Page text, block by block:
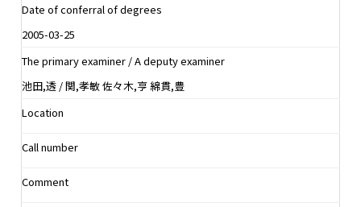
Date of conferral of degrees
2005-03-25
The primary examiner / A deputy examiner
池田,透 / 関,孝敏 佐々木,亨 綿貫,豊
Location
Call number
Comment